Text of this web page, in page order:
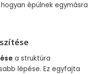
épülnek egymásra
a struktúra
lépése. Ez egyfajta